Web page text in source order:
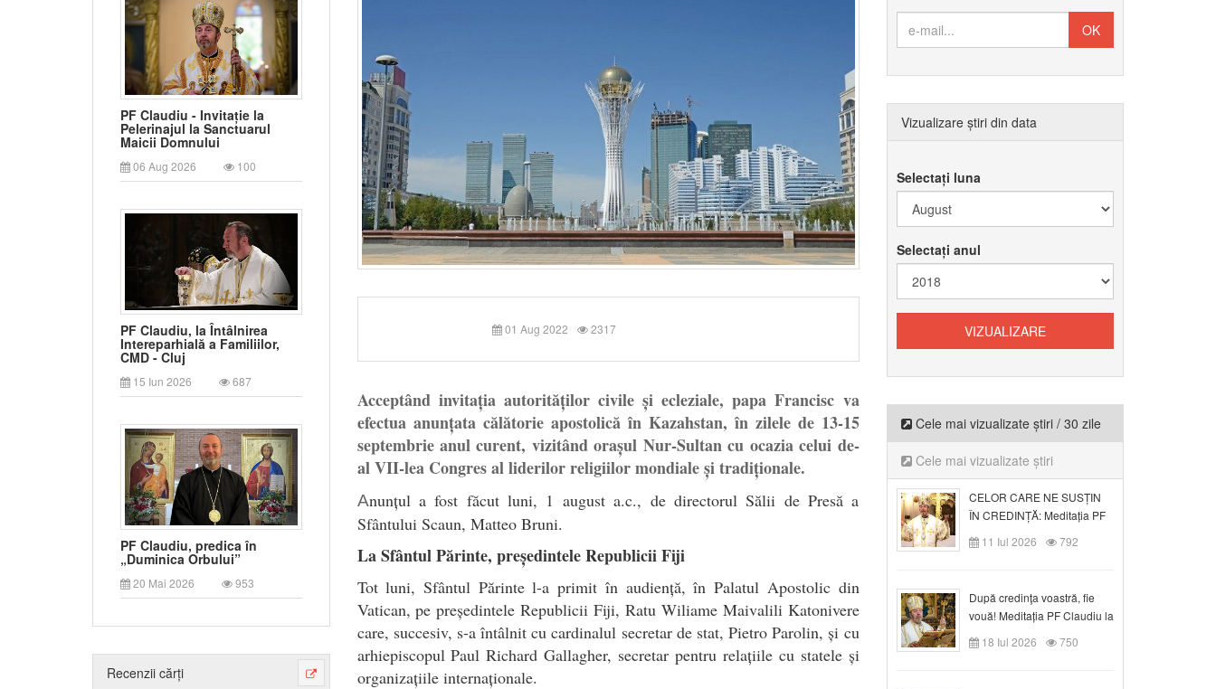
PF Claudiu - Invitație la
Pelerinajul la Sanctuarul
Maicii Domnului
06 Aug 2026 100
PF Claudiu, la Întâlnirea
Intereparhială a Familiilor,
CMD - Cluj
15 Iun 2026 687
PF Claudiu, predica în
„Duminica Orbului”
20 Mai 2026 953
Recenzii cărți
01 Aug 2022 2317
Acceptând invitația autorităților civile și ecleziale, papa Francisc va
efectua anunțata călătorie apostolică în Kazahstan, în zilele de 13-15
septembrie anul curent, vizitând orașul Nur-Sultan cu ocazia celui de-
al VII-lea Congres al liderilor religiilor mondiale și tradiționale.
Anunțul a fost făcut luni, 1 august a.c., de directorul Sălii de Presă a
Sfântului Scaun, Matteo Bruni.
La Sfântul Părinte, președintele Republicii Fiji
Tot luni, Sfântul Părinte l-a primit în audiență, în Palatul Apostolic din
Vatican, pe președintele Republicii Fiji, Ratu Wiliame Maivalili Katonivere
care, succesiv, s-a întâlnit cu cardinalul secretar de stat, Pietro Parolin, și cu
arhiepiscopul Paul Richard Gallagher, secretar pentru relațiile cu statele și
organizațiile internaționale.
Vizualizare știri din data
Selectați luna
Selectați anul
Cele mai vizualizate știri / 30 zile
Cele mai vizualizate știri
CELOR CARE NE SUSȚIN
ÎN CREDINȚĂ: Meditația PF
Claudiu la Duminica a VI-a
după Rusalii
11 Iul 2026 792
După credinţa voastră, fie
vouă! Meditația PF Claudiu la
duminica a VII-a după Rusalii
18 Iul 2026 750